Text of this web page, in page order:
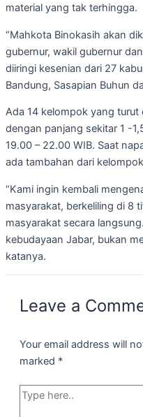
material yang tak terhingga.
“Mahkota Binokasih akan
gubernur, wakil gubernur
diiringi kesenian dari 27
Bandung, Sasapian Buhun
Ada 14 kelompok yang
dengan panjang sekitar 1 -
19.00 – 22.00 WIB. Saat
ada tambahan dari
“Kami ingin kembali
masyarakat, berkeliling di 8
masyarakat secara
kebudayaan Jabar, bukan
katanya.
Leave a
Your email address will
marked *
Type